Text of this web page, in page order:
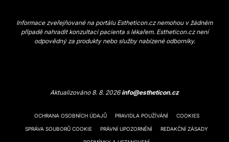
Informace zveřejňované na portálu Estheticon.cz nemohou v žádném
případě nahradit konzultaci pacienta s lékařem. Estheticon.cz není
odpovědný za produkty nebo služby nabízené odborníky.
Aktualizováno 8. 8. 2026info@estheticon.cz
OCHRANA OSOBNÍCH ÚDAJŮ PRAVIDLA POUŽÍVÁNÍ COOKIES
SPRÁVA SOUBORŮ COOKIE PRÁVNÍ UPOZORNĚNÍ REDAKČNÍ ZÁSADY